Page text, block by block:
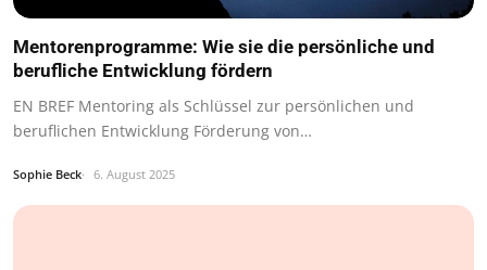
Mentorenprogramme: Wie sie die persönliche und
berufliche Entwicklung fördern
EN BREF Mentoring als Schlüssel zur persönlichen und
beruflichen Entwicklung Förderung von…
Sophie Beck 6. August 2025